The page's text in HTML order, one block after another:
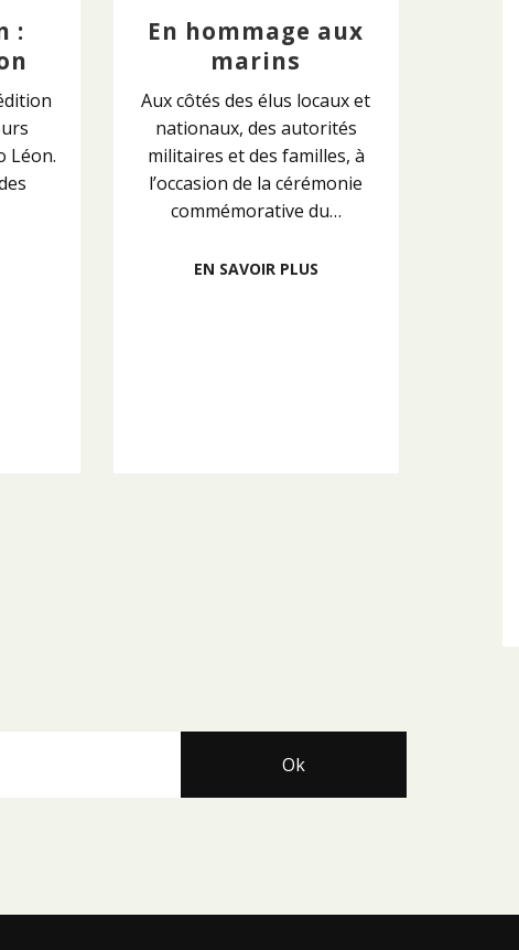
:
Léon.
En hommage aux
marins
Aux côtés des élus locaux et
nationaux, des autorités
militaires et des familles, à
l’occasion de la cérémonie
commémorative du…
EN SAVOIR PLUS